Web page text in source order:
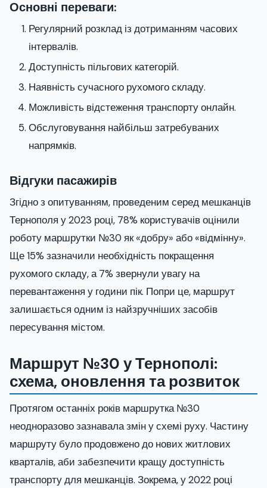
Основні переваги:
Регулярний розклад із дотриманням часових
інтервалів.
Доступність пільгових категорій.
Наявність сучасного рухомого складу.
Можливість відстеження транспорту онлайн.
Обслуговування найбільш затребуваних
напрямків.
Відгуки пасажирів
Згідно з опитуванням, проведеним серед мешканців
Тернополя у 2023 році, 78% користувачів оцінили
роботу маршрутки №30 як «добру» або «відмінну».
Ще 15% зазначили необхідність покращення
рухомого складу, а 7% звернули увагу на
перевантаження у години пік. Попри це, маршрут
залишається одним із найзручніших засобів
пересування містом.
Маршрут №30 у Тернополі:
схема, оновлення та розвиток
Протягом останніх років маршрутка №30
неодноразово зазнавала змін у схемі руху. Частину
маршруту було продовжено до нових житлових
кварталів, аби забезпечити кращу доступність
транспорту для мешканців. Зокрема, у 2022 році